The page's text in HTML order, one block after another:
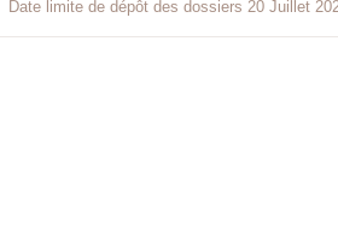
Date limite de dépôt des dossiers 20 Juillet